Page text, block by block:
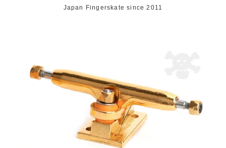
Japan Fingerskate since 2011